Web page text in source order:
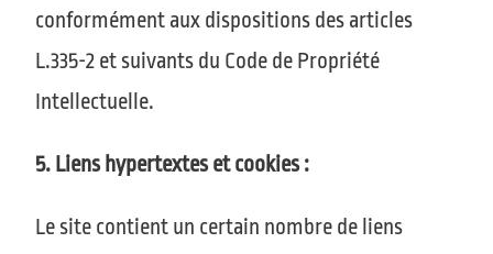
conformément aux dispositions des articles
L.335-2 et suivants du Code de Propriété
Intellectuelle.
5. Liens hypertextes et cookies :
Le site contient un certain nombre de liens